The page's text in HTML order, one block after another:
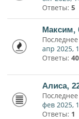
Ответы: 5
Максим,
апр 2025,
Ответы: 40
Алиса,
фев 2025,
Ответы: 1